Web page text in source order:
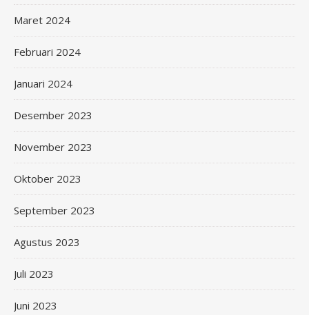
Maret 2024
Februari 2024
Januari 2024
Desember 2023
November 2023
Oktober 2023
September 2023
Agustus 2023
Juli 2023
Juni 2023